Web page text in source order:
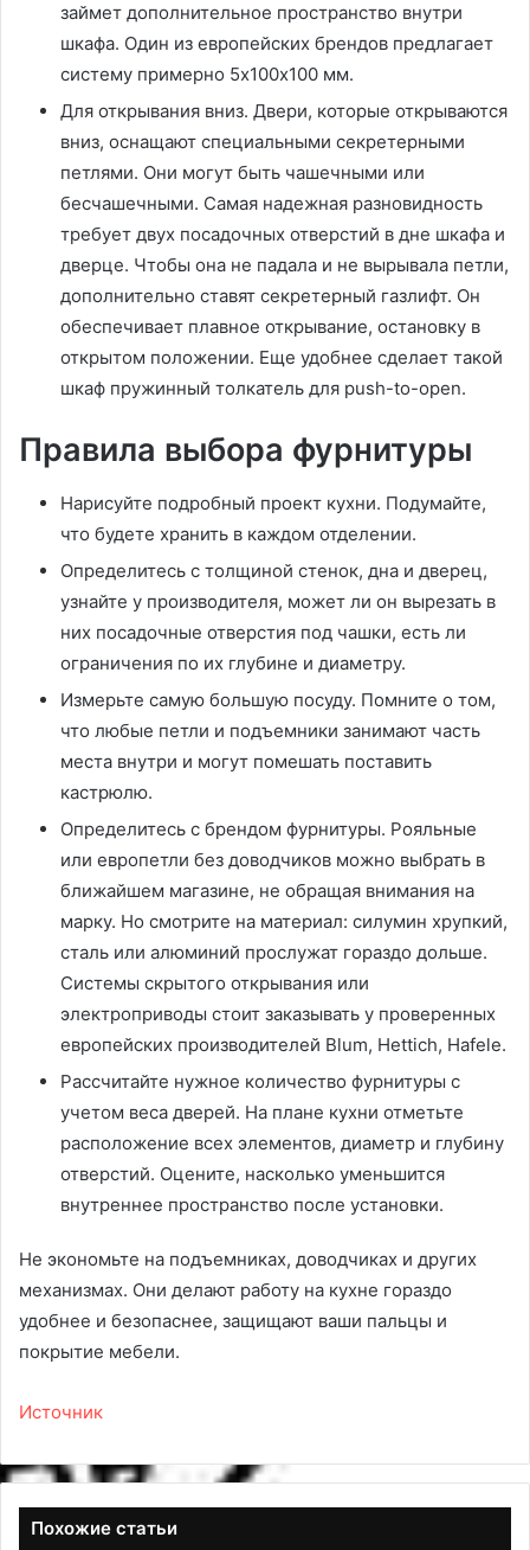
займет дополнительное пространство внутри
шкафа. Один из европейских брендов предлагает
систему примерно 5х100х100 мм.
Для открывания вниз. Двери, которые открываются
вниз, оснащают специальными секретерными
петлями. Они могут быть чашечными или
бесчашечными. Самая надежная разновидность
требует двух посадочных отверстий в дне шкафа и
дверце. Чтобы она не падала и не вырывала петли,
дополнительно ставят секретерный газлифт. Он
обеспечивает плавное открывание, остановку в
открытом положении. Еще удобнее сделает такой
шкаф пружинный толкатель для push-to-open.
Правила выбора фурнитуры
Нарисуйте подробный проект кухни. Подумайте,
что будете хранить в каждом отделении.
Определитесь с толщиной стенок, дна и дверец,
узнайте у производителя, может ли он вырезать в
них посадочные отверстия под чашки, есть ли
ограничения по их глубине и диаметру.
Измерьте самую большую посуду. Помните о том,
что любые петли и подъемники занимают часть
места внутри и могут помешать поставить
кастрюлю.
Определитесь с брендом фурнитуры. Рояльные
или европетли без доводчиков можно выбрать в
ближайшем магазине, не обращая внимания на
марку. Но смотрите на материал: силумин хрупкий,
сталь или алюминий прослужат гораздо дольше.
Системы скрытого открывания или
электроприводы стоит заказывать у проверенных
европейских производителей Blum, Hettich, Hafele.
Рассчитайте нужное количество фурнитуры с
учетом веса дверей. На плане кухни отметьте
расположение всех элементов, диаметр и глубину
отверстий. Оцените, насколько уменьшится
внутреннее пространство после установки.
Не экономьте на подъемниках, доводчиках и других
механизмах. Они делают работу на кухне гораздо
удобнее и безопаснее, защищают ваши пальцы и
покрытие мебели.
Источник
Похожие статьи